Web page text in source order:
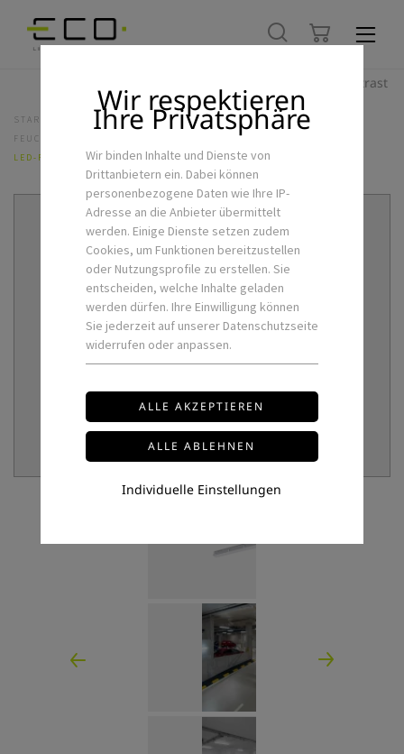
Hoher Kontrast
STARTSEITE
LED-FEUCHTRAUM & AUSSENLEUCHTEN
FEUCHTRAUMBALKEN
LED-FEUCHTRAUMLEUCHTE DUSTER 1200MM 40W
Wir respektieren
Ihre Privatsphäre
Wir binden Inhalte und Dienste von
Drittanbietern ein. Dabei können
personenbezogene Daten wie Ihre IP-
Adresse an die Anbieter übermittelt
werden. Einige Dienste setzen zudem
Cookies, um Funktionen bereitzustellen
oder Nutzungsprofile zu erstellen. Sie
entscheiden, welche Inhalte geladen
werden dürfen. Ihre Einwilligung können
Sie jederzeit auf unserer Datenschutzseite
widerrufen oder anpassen.
Individuelle Einstellungen